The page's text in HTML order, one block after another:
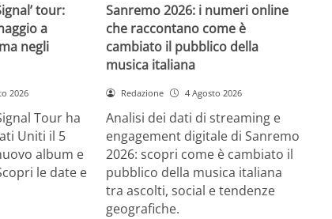
tour:
a
negli
2026
Tour ha
Uniti il 5
album e
le date e
Sanremo 2026: i numeri online
che raccontano come è
cambiato il pubblico della
musica italiana
Redazione 4 Agosto 2026
Analisi dei dati di streaming e
engagement digitale di Sanremo
2026: scopri come è cambiato il
pubblico della musica italiana
tra ascolti, social e tendenze
geografiche.